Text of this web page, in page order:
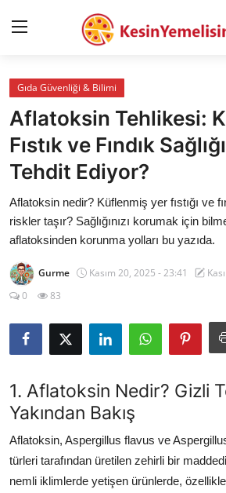
AnaSayfa
Gizlilik Sözleşmesi
Rüya Tabirleri
Diyet & Sağlıklı Beslenme
İletişim
Şehirler
Gıda Güvenliği & Bilimi
Mutfak Püf Noktaları & İpuçları
Mekan & Lezzet Rotaları
Temel Gıda ve Ürün Rehberleri
Gıda Güvenliği & Bilimi
Aflatoksin Tehlikesi:
Fıstık ve Fındık
Tehdit Ediyor?
Aflatoksin nedir? Küflenmiş yer fıstığı ve
riskler taşır? Sağlığınızı korumak için
aflatoksinden korunma yolları bu yazıda.
Gurme Kasım 20, 2025 - 23:41
0
83
1. Aflatoksin Nedir? Gizli
Yakından Bakış
Aflatoksin, Aspergillus flavus ve
türleri tarafından üretilen zehirli bir
nemli iklimlerde yetişen ürünlerde, özellikle